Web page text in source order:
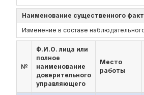
Наименование существенного
Изменение в составе
№
Ф.И.О. лица или
полное
наименование
доверительного
управляющего
Место
работы